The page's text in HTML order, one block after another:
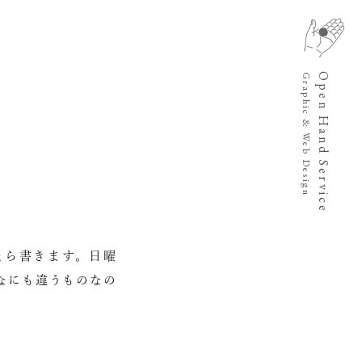
Open Hand Service
Graphic & Web Design
書きます。日曜
にも違うものなの